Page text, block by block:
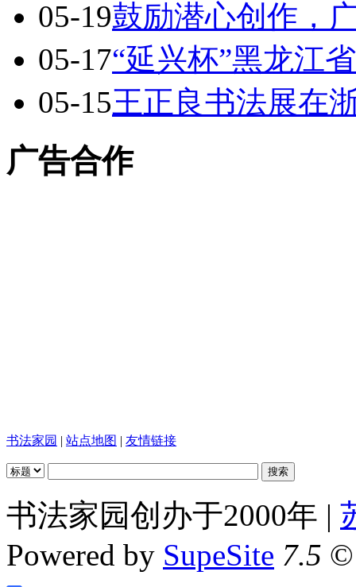
05-19鼓励潜心创作，
05-17“延兴杯”黑龙江
05-15王正良书法展在
广告合作
书法家园 | 站点地图 | 友情链接
书法家园创办于2000年 |
Powered by SupeSite 7.5 ©